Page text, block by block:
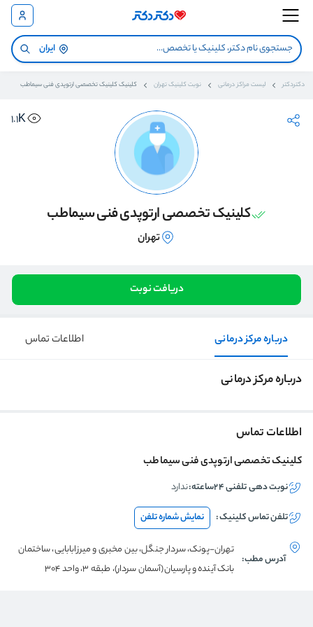
ایران
دکتردکتر لیست مراکز درمانی نوبت کلینیک تهران کلینیک کلینیک تخصصی ارتوپدی فنی سیماطب
1.1K
کلینیک تخصصی ارتوپدی فنی سیماطب
تهران
دریافت نوبت
درباره مرکز درمانی اطلاعات تماس
درباره مرکز درمانی
اطلاعات تماس
کلینیک تخصصی ارتوپدی فنی سیماطب
نوبت دهی تلفنی ۲۴ساعته: ندارد
تلفن تماسکلینیک: نمایش شماره تلفن
آدرس مطب:
تهران-پونک، سردار جنگل، بین مخبری و میرزابابایی، ساختمان
بانک آینده و پارسیان(آسمان سردار)، طبقه 3، واحد 304